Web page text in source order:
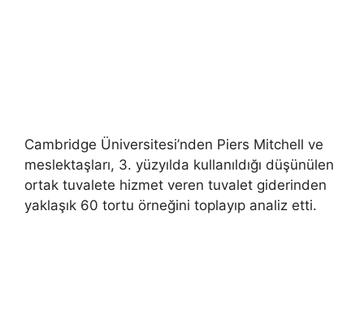
Cambridge Üniversitesi’nden Piers Mitchell ve
meslektaşları, 3. yüzyılda kullanıldığı düşünülen
ortak tuvalete hizmet veren tuvalet giderinden
yaklaşık 60 tortu örneğini toplayıp analiz etti.